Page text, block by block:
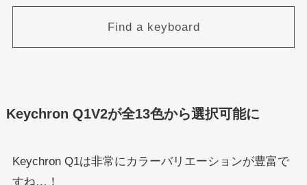
Find a keyboard
Keychron Q1V2が全13色から選択可能に
Keychron Q1は非常にカラーバリエーションが豊富で
すね…！